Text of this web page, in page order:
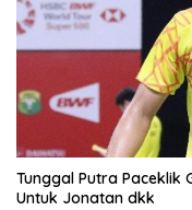
Tunggal Putra Paceklik
Untuk Jonatan dkk